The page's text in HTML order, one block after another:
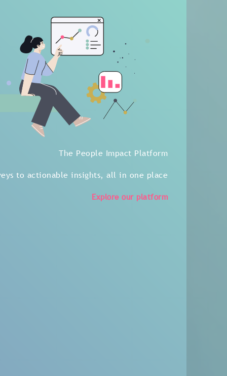
The People Impact Platform
to actionable insights, all in one place.
Explore our platform